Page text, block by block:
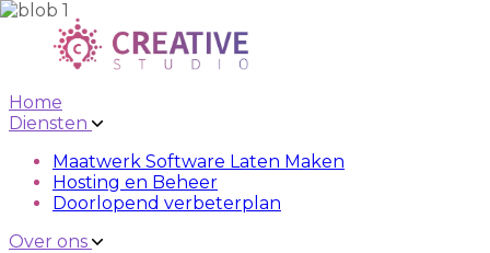
Skip to main content Skip to navigation
Home
Diensten
Maatwerk Software Laten Maken
Hosting en Beheer
Doorlopend verbeterplan
Over ons